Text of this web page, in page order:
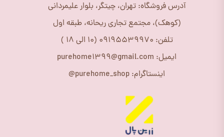
آدرس فروشگاه: تهران، چیتگر، بلوار علیمردانی
(کوهک)، مجتمع تجاری ریحانه، طبقه اول
تلفن: 09195539970 (10 الی 18 )
ایمیل: purehome1399@gmail.com
اینستاگرام: purehome_shop@